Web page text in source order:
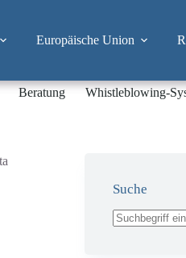
Europäische Union
Beratung Whistleblowing-
Suche